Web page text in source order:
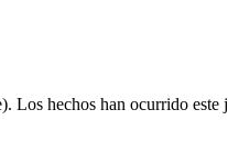
Los hechos han ocurrido